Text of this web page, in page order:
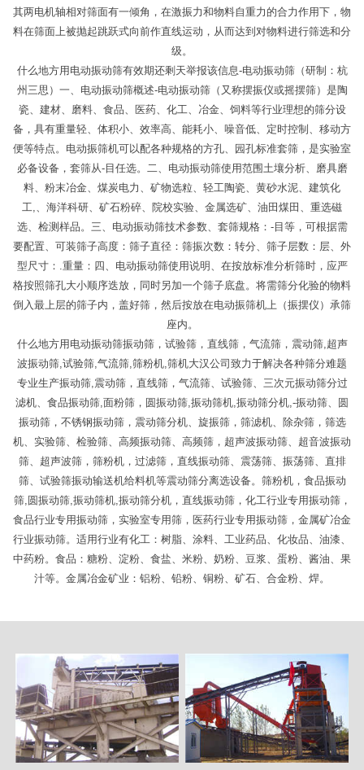
其两电机轴相对筛面有一倾角，在激振力和物料自重力的合力作用下，物
料在筛面上被抛起跳跃式向前作直线运动，从而达到对物料进行筛选和分
级。
什么地方用电动振动筛有效期还剩天举报该信息-电动振动筛（研制：杭
州三思）一、电动振动筛概述-电动振动筛（又称摆振仪或摇摆筛）是陶
瓷、建材、磨料、食品、医药、化工、冶金、饲料等行业理想的筛分设
备，具有重量轻、体积小、效率高、能耗小、噪音低、定时控制、移动方
便等特点。电动振筛机可以配各种规格的方孔、园孔标准套筛，是实验室
必备设备，套筛从-目任选。二、电动振动筛使用范围土壤分析、磨具磨
料、粉末冶金、煤炭电力、矿物选粒、轻工陶瓷、黄砂水泥、建筑化
工,、海洋科研、矿石粉碎、院校实验、金属选矿、油田煤田、重选磁
选、检测样品。三、电动振动筛技术参数、套筛规格：-目等，可根据需
要配置、可装筛子高度：筛子直径：筛振次数：转分、筛子层数：层、外
型尺寸：.重量：四、电动振动筛使用说明、在按放标准分析筛时，应严
格按照筛孔大小顺序迭放，同时另加一个筛子底盘。将需筛分化验的物料
倒入最上层的筛子内，盖好筛，然后按放在电动振筛机上（振摆仪）承筛
座内。
什么地方用电动振动筛振动筛，试验筛，直线筛，气流筛，震动筛,超声
波振动筛,试验筛,气流筛,筛粉机,筛机大汉公司致力于解决各种筛分难题
专业生产振动筛,震动筛，直线筛，气流筛、试验筛、三次元振动筛分过
滤机、食品振动筛,面粉筛，圆振动筛,振动筛机,振动筛分机,-振动筛、圆
振动筛，不锈钢振动筛，震动筛分机、旋振筛，筛滤机、除杂筛，筛选
机、实验筛、检验筛、高频振动筛、高频筛，超声波振动筛、超音波振动
筛、超声波筛，筛粉机，过滤筛，直线振动筛、震荡筛、振荡筛、直排
筛、试验筛振动输送机给料机等震动筛分离选设备。筛粉机，食品振动
筛,圆振动筛,振动筛机,振动筛分机，直线振动筛，化工行业专用振动筛，
食品行业专用振动筛，实验室专用筛，医药行业专用振动筛，金属矿冶金
行业振动筛。适用行业有化工：树脂、涂料、工业药品、化妆品、油漆、
中药粉。食品：糖粉、淀粉、食盐、米粉、奶粉、豆浆、蛋粉、酱油、果
汁等。金属冶金矿业：铝粉、铅粉、铜粉、矿石、合金粉、焊。